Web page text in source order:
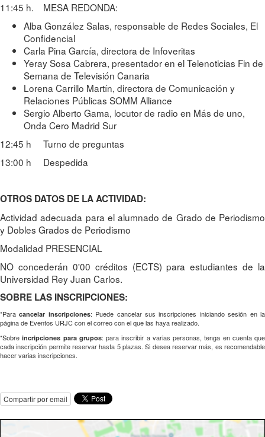
11:45 h. MESA REDONDA:
Alba González Salas, responsable de Redes Sociales, El
Confidencial
Carla Pina García, directora de Infoveritas
Yeray Sosa Cabrera, presentador en el Telenoticias Fin de
Semana de Televisión Canaria
Lorena Carrillo Martín, directora de Comunicación y
Relaciones Públicas SOMM Alliance
Sergio Alberto Gama, locutor de radio en Más de uno,
Onda Cero Madrid Sur
12:45 h Turno de preguntas
13:00 h Despedida
OTROS DATOS DE LA ACTIVIDAD:
Actividad adecuada para el alumnado de Grado de Periodismo
y Dobles Grados de Periodismo
Modalidad PRESENCIAL
NO concederán 0'00 créditos (ECTS) para estudiantes de la
Universidad Rey Juan Carlos.
SOBRE LAS INSCRIPCIONES:
*Para cancelar inscripciones: Puede cancelar sus inscripciones iniciando sesión en la
página de Eventos URJC con el correo con el que las haya realizado.
*Sobreincripciones para grupos: para inscribir a varias personas, tenga en cuenta que
cada inscripción permite reservar hasta 5 plazas. Si desea reservar más, es recomendable
hacer varias inscripciones.
Compartir por email